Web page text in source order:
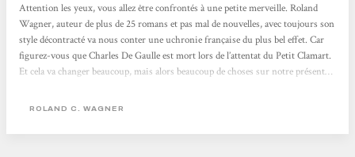
Attention les yeux, vous allez être confrontés à une petite merveille. Roland
Wagner, auteur de plus de 25 romans et pas mal de nouvelles, avec toujours son
style décontracté va nous conter une uchronie française du plus bel effet. Car
figurez-vous que Charles De Gaulle est mort lors de l’attentat du Petit Clamart.
Et cela va changer beaucoup, mais alors beaucoup de choses sur notre présent…
somme toute mineur, la mort d’un homme, peut modifier considérablement
ROLAND C. WAGNER